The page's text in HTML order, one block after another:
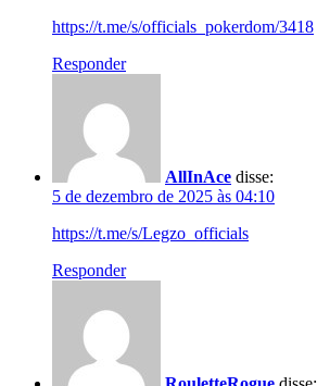
https://t.me/s/officials_pokerdom/3418
Responder
AllInAce disse:
5 de dezembro de 2025 às 04:10
https://t.me/s/Legzo_officials
Responder